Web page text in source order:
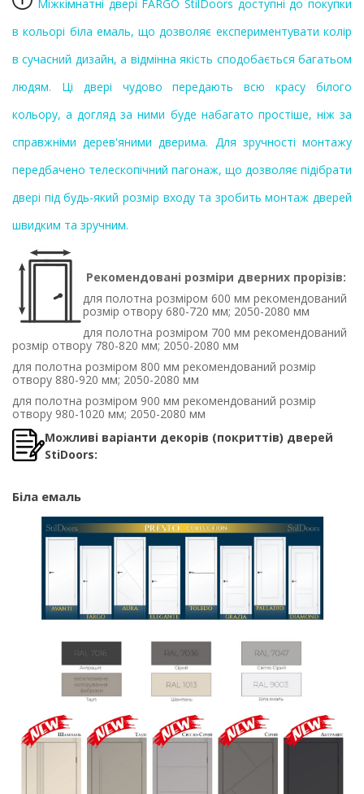
Міжкімнатні двері FARGO StilDoors доступні до покупки
в кольорі біла емаль, що дозволяє експериментувати колір
в сучасний дизайн, а відмінна якість сподобається багатьом
людям. Ці двері чудово передають всю красу білого
кольору, а догляд за ними буде набагато простіше, ніж за
справжніми дерев'яними дверима. Для зручності монтажу
передбачено телескопічний пагонаж, що дозволяє підібрати
двері під будь-який розмір входу та зробить монтаж дверей
швидким та зручним.
Рекомендовані розміри дверних прорізів:
для полотна розміром 600 мм рекомендований
розмір отвору 680-720 мм; 2050-2080 мм
для полотна розміром 700 мм рекомендований
розмір отвору 780-820 мм; 2050-2080 мм
для полотна розміром 800 мм рекомендований розмір
отвору 880-920 мм; 2050-2080 мм
для полотна розміром 900 мм рекомендований розмір
отвору 980-1020 мм; 2050-2080 мм
Можливі варіанти декорів (покриттів) дверей
StiDoors:
Біла емаль